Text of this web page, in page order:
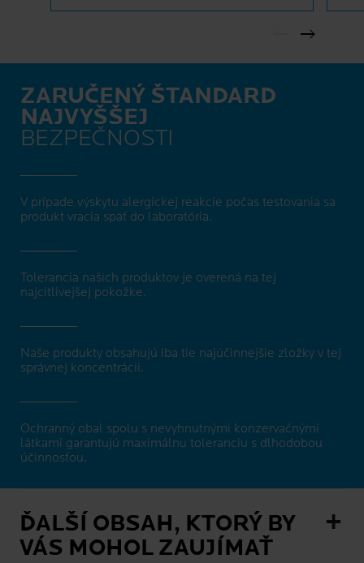
ZARUČENÝ ŠTANDARD
NAJVYŠŠEJ
BEZPEČNOSTI
V prípade výskytu alergickej reakcie počas testovania sa
produkt vracia späť do laboratória.
Tolerancia našich produktov je overená na tej
najcitlivejšej pokožke.
Naše produkty obsahujú iba tie najúčinnejšie zložky v tej
správnej koncentrácii.
Ochranný obal spolu s nevyhnutnými konzervačnými
látkami garantujú maximálnu toleranciu s dlhodobou
účinnosťou.
ĎALŠÍ OBSAH, KTORÝ BY
VÁS MOHOL ZAUJÍMAŤ